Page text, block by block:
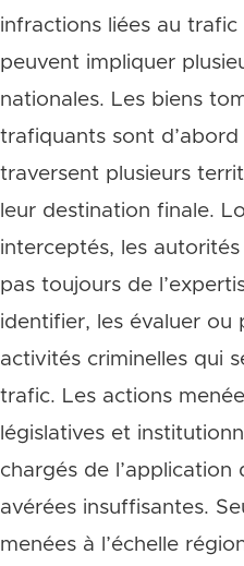
infractions liées au
peuvent impliquer
nationales. Les biens
trafiquants sont
traversent plusieurs
leur destination finale.
interceptés, les
pas toujours de
identifier, les évaluer ou
activités criminelles qui
trafic. Les actions
législatives et
chargés de l’application
avérées insuffisantes.
menées à l’échelle